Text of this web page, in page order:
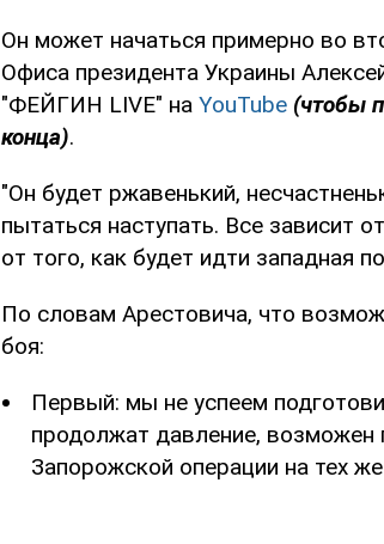
Он может начаться примерно во
Офиса президента Украины
"ФЕЙГИН LIVE" на YouTube (чтобы
конца).
"Он будет ржавенький,
пытаться наступать. Все зависит
от того, как будет идти западная
По словам Арестовича, что
боя:
Первый: мы не успеем
продолжат давление,
Запорожской операции на тех